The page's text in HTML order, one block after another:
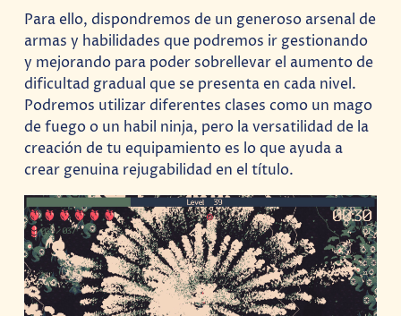
Para ello, dispondremos de un generoso arsenal de
armas y habilidades que podremos ir gestionando
y mejorando para poder sobrellevar el aumento de
dificultad gradual que se presenta en cada nivel.
Podremos utilizar diferentes clases como un mago
de fuego o un habil ninja, pero la versatilidad de la
creación de tu equipamiento es lo que ayuda a
crear genuina rejugabilidad en el título.